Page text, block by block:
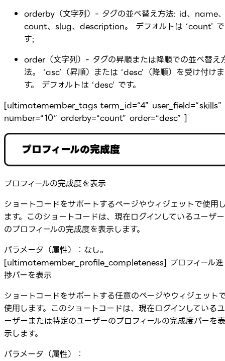
orderby（文字列）- タグの並べ替え方法: id、name
count、slug、description。 デフォルトは ‘count’ で
す;
order（文字列）- タグの昇順または降順での並べ替え
法。 ‘asc’（昇順）または ‘desc’（降順）を受け付けま
す。 デフォルトは ‘desc’ です。
[ultimatemember_tags term_id=“4” user_field=“skills”
number=“10” orderby=“count” order=“desc” ]
プロフィールの完成度
プロフィールの完成度を表示
ショートコードをサポートするページやウィジェットで使用
ます。このショートコードは、現在ログインしているユーザー
のプロフィールの完成度を表示します。
パラメータ（属性）：なし。
[ultimatemember_profile_completeness] プロフィール進
捗バーを表示
ショートコードをサポートする任意のページやウィジェット
使用します。このショートコードは、現在ログインしているユ
ーザーまたは特定のユーザーのプロフィールの完成度バーを表
示します。
パラメータ（属性）：